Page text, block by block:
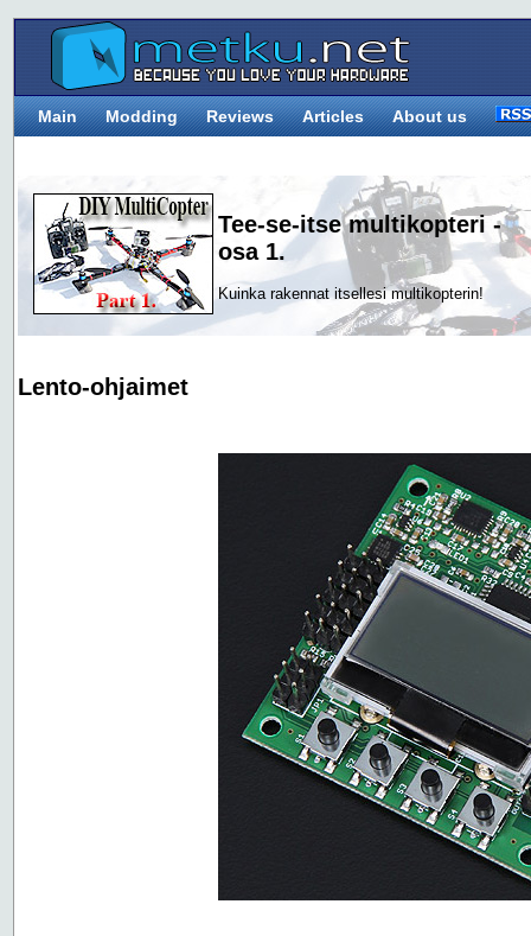
Main Modding Reviews Articles About us
Tee-se-itse multikopteri -
osa 1.
Kuinka rakennat itsellesi multikopterin!
Lento-ohjaimet